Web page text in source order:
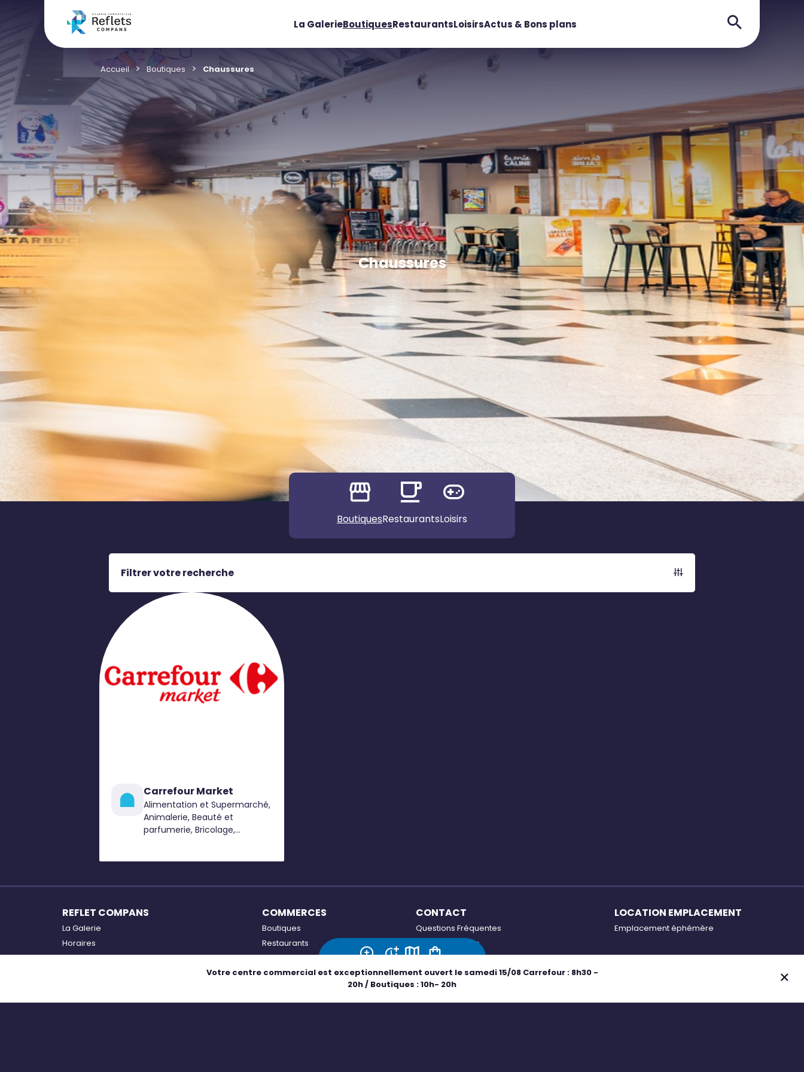
La GalerieBoutiquesRestaurantsLoisirsActus & Bons plans
AdresseHorairesPlanBoutiques
Votre centre commercial est exceptionnellement ouvert le samedi 15/08 Carrefour : 8h30 -
20h / Boutiques : 10h- 20h
Accueil Boutiques Chaussures
Chaussures
BoutiquesRestaurantsLoisirs
Filtrer votre recherche
Carrefour Market
Alimentation et Supermarché,
Animalerie, Beauté et
parfumerie, Bricolage,
REFLET COMPANS
La Galerie
Horaires
Services
Actualités
COMMERCES
Boutiques
Restaurants
Loisirs
Bons plans
CONTACT
Questions Fréquentes
Contactez-nous
Accessibilité : non conforme
LOCATION EMPLACEMENT
Emplacement éphémère